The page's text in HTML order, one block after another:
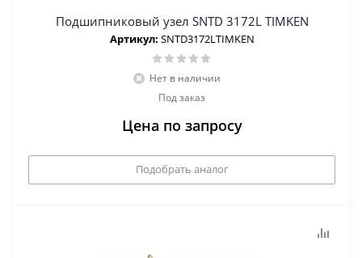
Подшипниковый узел SNTD 3172L TIMKEN
Артикул: SNTD3172LTIMKEN
Нет в наличии
Под заказ
Цена по запросу
Подобрать аналог